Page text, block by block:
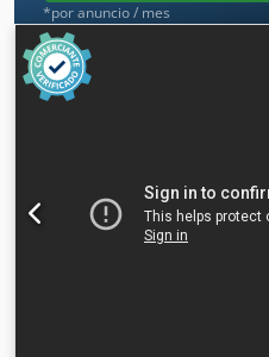
*por anuncio / mes